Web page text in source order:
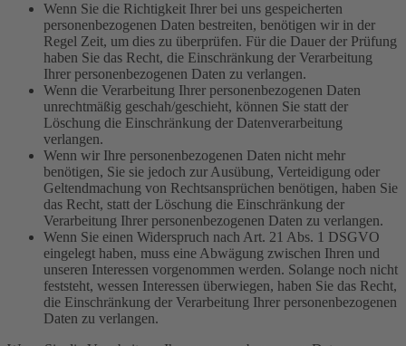
Wenn Sie die Richtigkeit Ihrer bei uns gespeicherten
personenbezogenen Daten bestreiten, benötigen wir in der
Regel Zeit, um dies zu überprüfen. Für die Dauer der Prüfung
haben Sie das Recht, die Einschränkung der Verarbeitung
Ihrer personenbezogenen Daten zu verlangen.
Wenn die Verarbeitung Ihrer personenbezogenen Daten
unrechtmäßig geschah/geschieht, können Sie statt der
Löschung die Einschränkung der Datenverarbeitung
verlangen.
Wenn wir Ihre personenbezogenen Daten nicht mehr
benötigen, Sie sie jedoch zur Ausübung, Verteidigung oder
Geltendmachung von Rechtsansprüchen benötigen, haben Sie
das Recht, statt der Löschung die Einschränkung der
Verarbeitung Ihrer personenbezogenen Daten zu verlangen.
Wenn Sie einen Widerspruch nach Art. 21 Abs. 1 DSGVO
eingelegt haben, muss eine Abwägung zwischen Ihren und
unseren Interessen vorgenommen werden. Solange noch nicht
feststeht, wessen Interessen überwiegen, haben Sie das Recht,
die Einschränkung der Verarbeitung Ihrer personenbezogenen
Daten zu verlangen.